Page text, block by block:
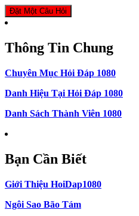
Đặt Một Câu Hỏi
Thông Tin Chung
Chuyên Mục Hỏi Đáp 1080
Danh Hiệu Tại Hỏi Đáp 1080
Danh Sách Thành Viên 1080
Bạn Cần Biết
Giới Thiệu HoiDap1080
Ngôi Sao Bão Tám